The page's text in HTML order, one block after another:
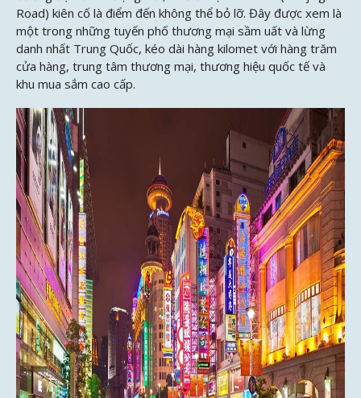
Road) kiên cố là điểm đến không thể bỏ lỡ. Đây được xem là
một trong những tuyến phố thương mại sầm uất và lừng
danh nhất Trung Quốc, kéo dài hàng kilomet với hàng trăm
cửa hàng, trung tâm thương mại, thương hiệu quốc tế và
khu mua sắm cao cấp.